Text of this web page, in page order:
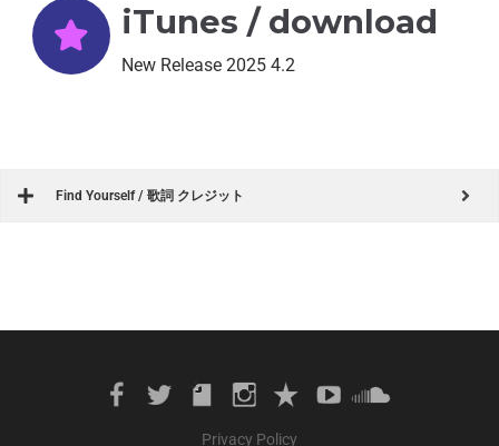
iTunes / download
New Release 2025 4.2
Find Yourself / 歌詞 クレジット
Privacy Policy